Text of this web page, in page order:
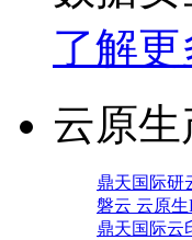
了解更
云原
鼎天国际研
磐云 云原生
鼎天国际云